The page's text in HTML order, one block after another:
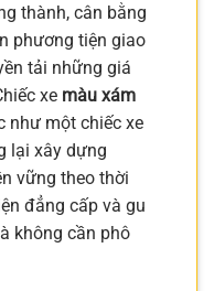
thành, cân bằng
phương tiện giao
tải những giá
xe màu xám
như một chiếc xe
lại xây dựng
vững theo thời
đẳng cấp và gu
không cần phô